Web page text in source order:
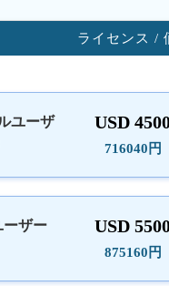
ライセンス /
ユーザ
USD
716040円
ーザー
USD
875160円